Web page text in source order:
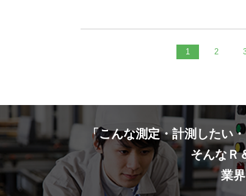
1 2
「こんな測定・計測したい
そんなＲ
業